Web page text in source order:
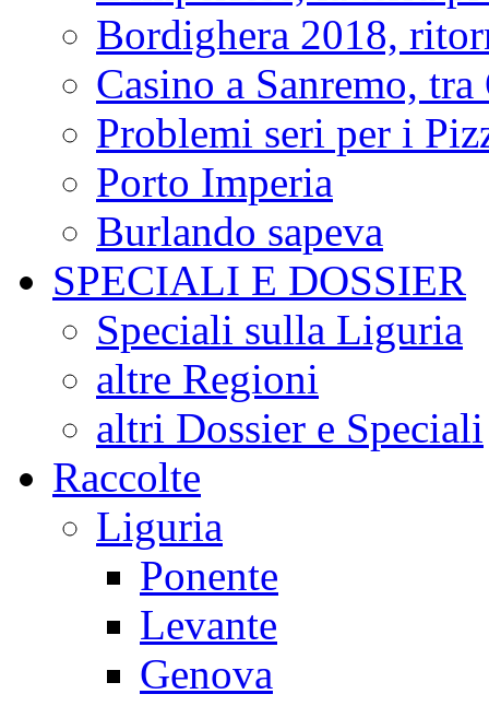
Bordighera 2018,
Casino a Sanremo,
Problemi seri per i
Porto Imperia
Burlando sapeva
SPECIALI E DOSSIER
Speciali sulla Liguria
altre Regioni
altri Dossier e Speciali
Raccolte
Liguria
Ponente
Levante
Genova